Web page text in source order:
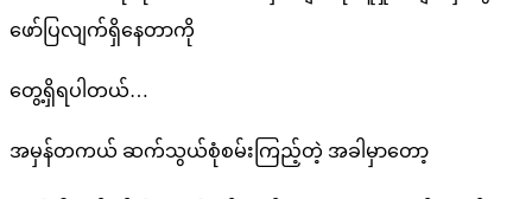
ဖော်ပြလျက်ရှိနေတာကို
တွေ့ရှိရပါတယ်…
အမှန်တကယ် ဆက်သွယ်စုံစမ်းကြည့်တဲ့ အခါမှာတော့